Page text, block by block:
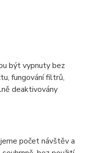
být vypnuty bez
fungování filtrů,
deaktivovány
počet návštěv a